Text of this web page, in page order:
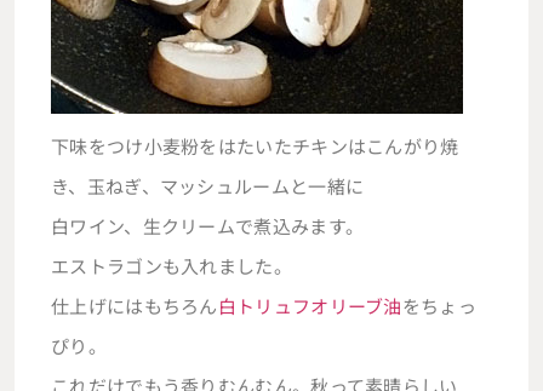
下味をつけ小麦粉をはたいたチキンはこんがり焼
き、玉ねぎ、マッシュルームと一緒に
白ワイン、生クリームで煮込みます。
エストラゴンも入れました。
仕上げにはもちろん白トリュフオリーブ油をちょっ
ぴり。
これだけでもう香りむんむん。秋って素晴らしい